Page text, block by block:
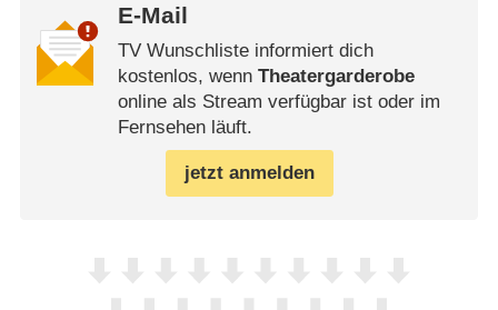
E-Mail
TV Wunschliste informiert dich
kostenlos, wenn Theatergarderobe
online als Stream verfügbar ist oder im
Fernsehen läuft.
jetzt anmelden